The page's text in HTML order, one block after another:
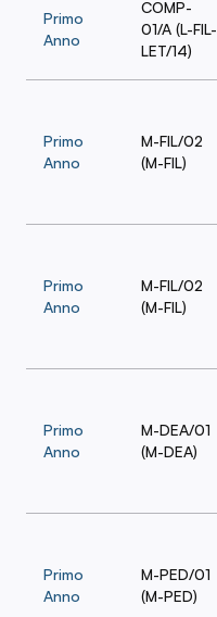
Primo
Anno
COMP-
01/A (L-FIL-
LET/14)
Primo
Anno
M-FIL/02
(M-FIL)
Primo
Anno
M-FIL/02
(M-FIL)
Primo
Anno
M-DEA/01
(M-DEA)
Primo
Anno
M-PED/01
(M-PED)